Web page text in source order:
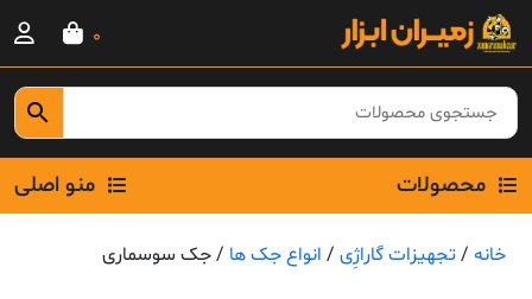
Skip
content
0
محصولات منو اصلی
خانه /تجهیزات گاراژِی / انواع جک ها / جک سوسماری